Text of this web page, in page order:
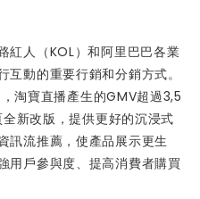
紅人（KOL）和阿里巴巴各業
動的重要行銷和分銷方式。
淘寶直播產生的GMV超過3,5
新改版，提供更好的沉浸式
訊流推薦，使產品展示更生
用戶參與度、提高消費者購買